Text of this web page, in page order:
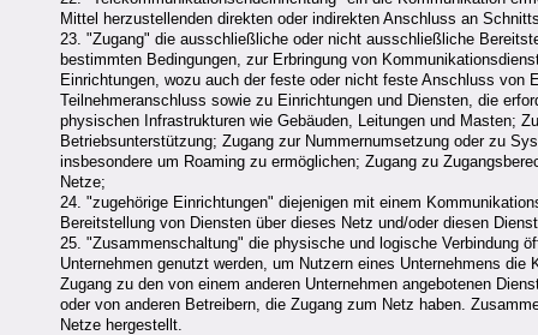
Mittel herzustellenden direkten oder indirekten Anschluss an
23. "Zugang" die ausschließliche oder nicht ausschließliche
bestimmten Bedingungen, zur Erbringung von
Einrichtungen, wozu auch der feste oder nicht feste Anschluss von
Teilnehmeranschluss sowie zu Einrichtungen und Diensten, die
physischen Infrastrukturen wie Gebäuden, Leitungen und Masten;
Betriebsunterstützung; Zugang zur Nummernumsetzung oder zu
insbesondere um Roaming zu ermöglichen; Zugang zu
Netze;
24. "zugehörige Einrichtungen" diejenigen mit einem
Bereitstellung von Diensten über dieses Netz und/oder diesen
25. "Zusammenschaltung" die physische und logische Verbindung
Unternehmen genutzt werden, um Nutzern eines Unternehmens
Zugang zu den von einem anderen Unternehmen angebotenen
oder von anderen Betreibern, die Zugang zum Netz haben.
Netze hergestellt.